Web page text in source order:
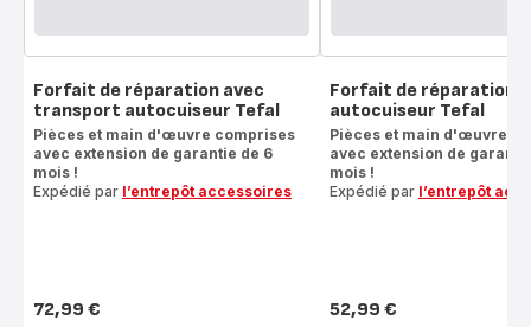
Forfait de réparation avec
transport autocuiseur Tefal
Pièces et main d'œuvre comprises
avec extension de garantie de 6
mois !
Expédié par l’entrepôt accessoires
Prix
72,99 €
Forfait de réparation
autocuiseur Tefal
Pièces et main d'œuvre
avec extension de
mois !
Expédié par l’entrepôt
Prix
52,99 €